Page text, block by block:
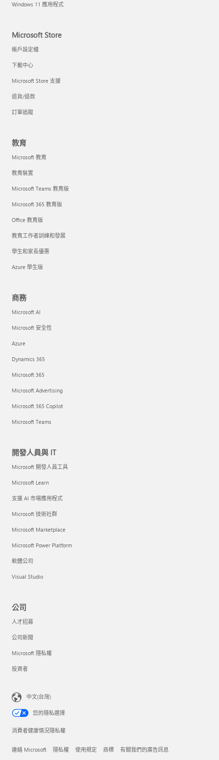
Windows 11 應用程式
Microsoft Store
帳戶設定檔
下載中心
Microsoft Store 支援
退貨/退款
訂單追蹤
教育
Microsoft 教育
教育裝置
Microsoft Teams 教育版
Microsoft 365 教育版
Office 教育版
教育工作者訓練和發展
學生和家長優惠
Azure 學生版
商務
Microsoft AI
Microsoft 安全性
Azure
Dynamics 365
Microsoft 365
Microsoft Advertising
Microsoft 365 Copilot
Microsoft Teams
開發人員與 IT
Microsoft 開發人員工具
Microsoft Learn
支援 AI 市場應用程式
Microsoft 技術社群
Microsoft Marketplace
Microsoft Power Platform
軟體公司
Visual Studio
公司
人才招募
公司新聞
Microsoft 隱私權
投資者
中文(台灣)
您的隱私選擇
消費者健康情況隱私權
連絡 Microsoft 隱私權 使用規定 商標 有關我們的廣告訊息